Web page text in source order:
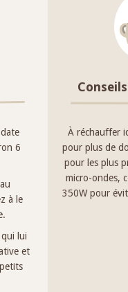
6
à le
lui
et
À réchauffer
pour plus de
pour les plus
micro-ondes,
350W pour